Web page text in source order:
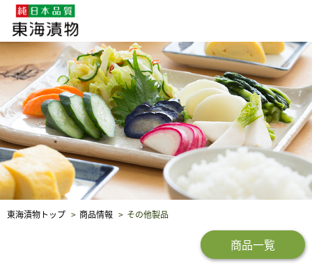
企業・採用情報 社会貢献 品質保証
東海漬物トップ 商品情報 その他製品
商品一覧